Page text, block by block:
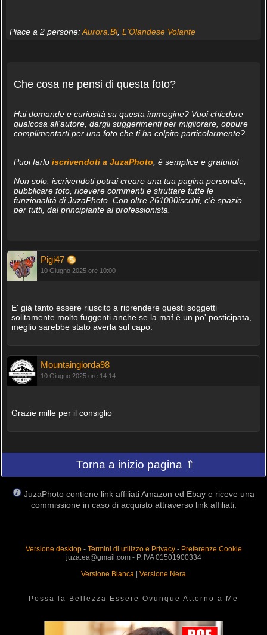
Piace a 2 persone:Aurora.Bi, L'Olandese Volante
Che cosa ne pensi di questa foto?
Hai domande e curiosità su questa immagine? Vuoi chiedere
qualcosa all'autore, dargli suggerimenti per migliorare, oppure
complimentarti per una foto che ti ha colpito particolarmente?
Puoi farlo iscrivendoti a JuzaPhoto , è semplice e gratuito!
Non solo: iscrivendoti potrai creare una tua pagina personale,
pubblicare foto, ricevere commenti e sfruttare tutte le
funzionalità di JuzaPhoto. Con oltre 261000iscritti, c'è spazio
per tutti, dal principiante al professionista.
Pigi47
10 Giugno 2025 ore 10:00
E' già tanto essere riuscito a riprendere questi soggetti
solitamente molto fuggenti anche se la maf è un po' posticipata,
meglio sarebbe stato averla sul capo.
Mountaingiorda98
10 Giugno 2025 ore 14:14
Grazie mille per il consiglio
Torna a inizio pagina ⇑
JuzaPhoto contiene link affiliati Amazon ed Ebay e riceve una
commissione in caso di acquisto attraverso link affiliati.
Versione desktop- Termini di utilizzo e Privacy- Preferenze Cookie
juza.ea@gmail.com - P. IVA 01501900334
Versione Bianca | Versione Nera
Possa la Bellezza Essere Ovunque Attorno a Me